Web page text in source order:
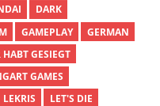
DARK
GAMEPLAY
GERMAN
HABT GESIEGT
GAMES
LEKRIS LET'S DIE